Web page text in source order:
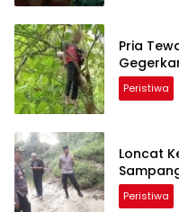
Pria
Peristiwa
Loncat
Peristiwa